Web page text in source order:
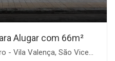
Alugar com 66m²
Valença, São Vicente-SP